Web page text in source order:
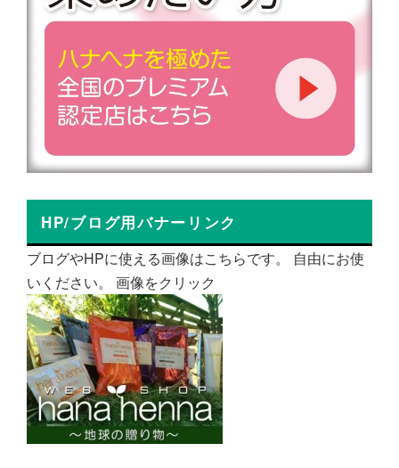
HP/ブログ用バナーリンク
ブログやHPに使える画像はこちらです。 自由にお使
いください。 画像をクリック